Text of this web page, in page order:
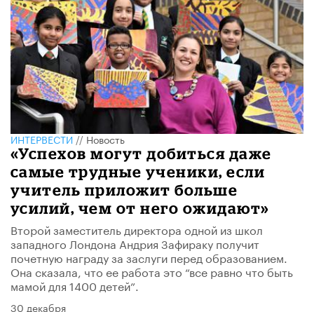
ИНТЕРВЕСТИ//Новость
«Успехов могут добиться даже
самые трудные ученики, если
учитель приложит больше
усилий, чем от него ожидают»
Второй заместитель директора одной из школ
западного Лондона Андрия Зафираку получит
почетную награду за заслуги перед образованием.
Она сказала, что ее работа это “все равно что быть
мамой для 1400 детей”.
30 декабря